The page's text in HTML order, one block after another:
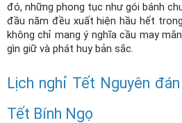
đó, những phong tục như gói bánh
đầu năm đều xuất hiện hầu hết
không chỉ mang ý nghĩa cầu may
gìn giữ và phát huy bản sắc.
Lịch nghỉ Tết Nguyên
Tết Bính Ngọ